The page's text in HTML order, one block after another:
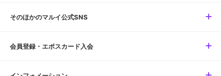
そのほかのマルイ公式SNS
会員登録・エポスカード入会